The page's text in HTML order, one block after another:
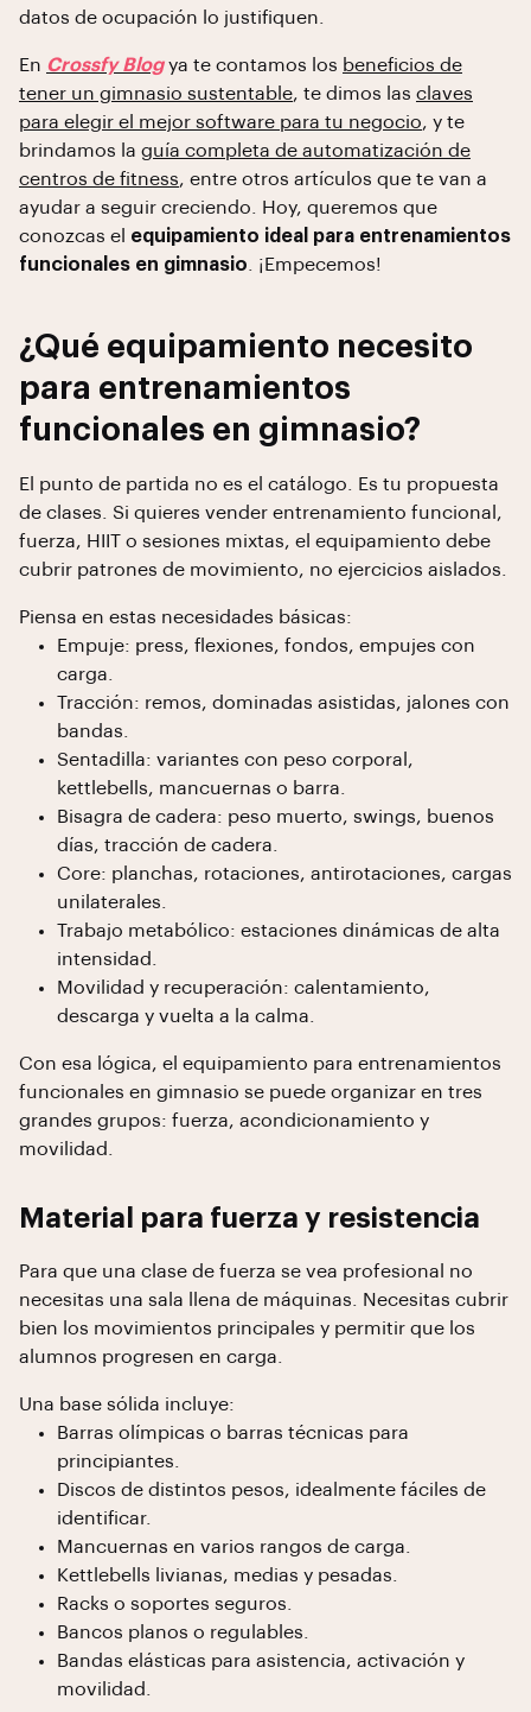
datos de ocupación lo justifiquen.
En Crossfy Blogya te contamos los beneficios de
tener un gimnasio sustentable, te dimos las claves
para elegir el mejor software para tu negocio, y te
brindamos la guía completa de automatización de
centros de fitness, entre otros artículos que te van a
ayudar a seguir creciendo. Hoy, queremos que
conozcas el equipamiento ideal para entrenamientos
funcionales en gimnasio . ¡Empecemos!
¿Qué equipamiento necesito
para entrenamientos
funcionales en gimnasio?
El punto de partida no es el catálogo. Es tu propuesta
de clases. Si quieres vender entrenamiento funcional,
fuerza, HIIT o sesiones mixtas, el equipamiento debe
cubrir patrones de movimiento, no ejercicios aislados.
Piensa en estas necesidades básicas:
Empuje: press, flexiones, fondos, empujes con
carga.
Tracción: remos, dominadas asistidas, jalones con
bandas.
Sentadilla: variantes con peso corporal,
kettlebells, mancuernas o barra.
Bisagra de cadera: peso muerto, swings, buenos
días, tracción de cadera.
Core: planchas, rotaciones, antirotaciones, cargas
unilaterales.
Trabajo metabólico: estaciones dinámicas de alta
intensidad.
Movilidad y recuperación: calentamiento,
descarga y vuelta a la calma.
Con esa lógica, el equipamiento para entrenamientos
funcionales en gimnasio se puede organizar en tres
grandes grupos: fuerza, acondicionamiento y
movilidad.
Material para fuerza y resistencia
Para que una clase de fuerza se vea profesional no
necesitas una sala llena de máquinas. Necesitas cubrir
bien los movimientos principales y permitir que los
alumnos progresen en carga.
Una base sólida incluye:
Barras olímpicas o barras técnicas para
principiantes.
Discos de distintos pesos, idealmente fáciles de
identificar.
Mancuernas en varios rangos de carga.
Kettlebells livianas, medias y pesadas.
Racks o soportes seguros.
Bancos planos o regulables.
Bandas elásticas para asistencia, activación y
movilidad.